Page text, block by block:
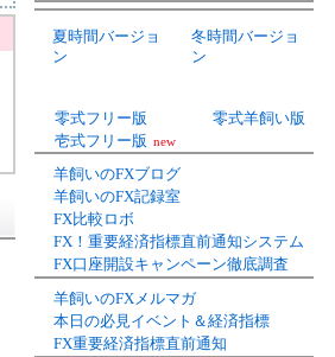
夏時間バージョ
ン
冬時間バージョ
ン
零式フリー版
零式羊飼い版
壱式フリー版 new
羊飼いのFXブログ
羊飼いのFX記録室
FX比較ロボ
FX！重要経済指標直前通知システム
FX口座開設キャンペーン徹底調査
羊飼いのFXメルマガ
本日の必見イベント＆経済指標
FX重要経済指標直前通知